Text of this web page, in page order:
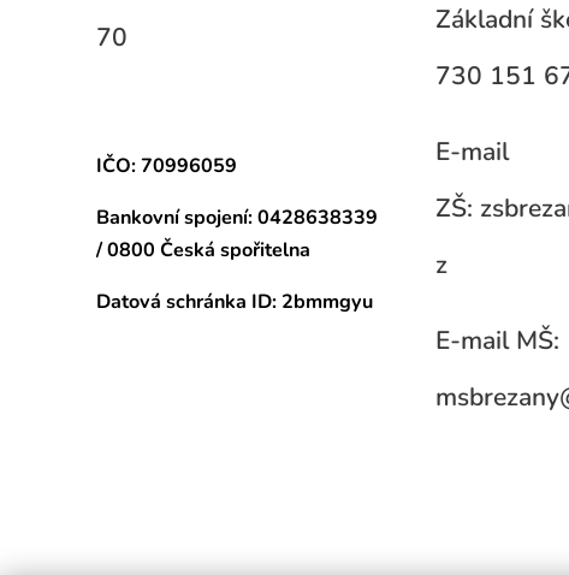
70
IČO: 70996059
Bankovní spojení:0428638339
/ 0800 Česká spořitelna
Datová schránka ID: 2bmmgyu
Základní
730 151
E-mail
ZŠ:
z
E-mail MŠ: